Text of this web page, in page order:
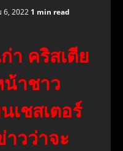
6, 2022 1 min read
า คริสเตีย
าชาว
เชสเตอร์
วว่าจะ